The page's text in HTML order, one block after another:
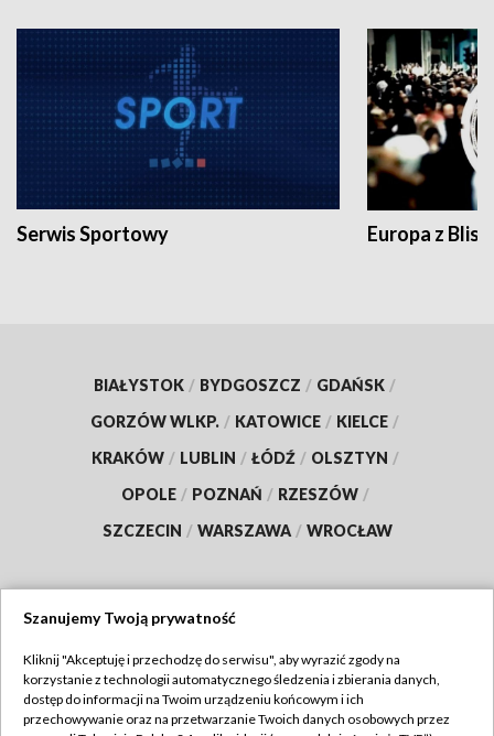
Serwis Sportowy Europa z
BIAŁYSTOK / BYDGOSZCZ / GDAŃSK /
GORZÓW WLKP. / KATOWICE / KIELCE /
KRAKÓW / LUBLIN / ŁÓDŹ / OLSZTYN /
OPOLE / POZNAŃ / RZESZÓW /
SZCZECIN / WARSZAWA / WROCŁAW
TVP
Abonament TVP
Regulamin TVP
Szanujemy Twoją prywatność
Kliknij "Akceptuję i przechodzę do serwisu", aby wyrazić zgody na
korzystanie z technologii automatycznego śledzenia i zbierania danych,
dostęp do informacji na Twoim urządzeniu końcowym i ich
przechowywanie oraz na przetwarzanie Twoich danych osobowych przez